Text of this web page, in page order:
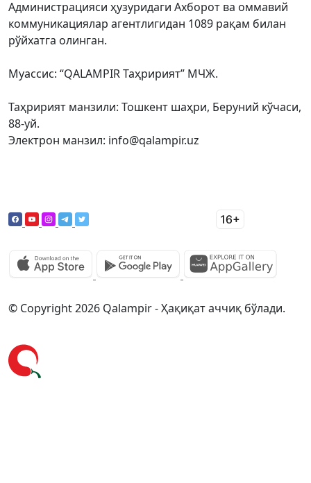
Администрацияси ҳузуридаги Ахборот ва оммавий
коммуникациялар агентлигидан 1089 рақам билан
рўйхатга олинган.
Муассис: “QALAMPIR Таҳририят” МЧЖ.
Таҳририят манзили: Тошкент шаҳри, Беруний кўчаси,
88-уй.
Электрон манзил: info@qalampir.uz
© Copyright 2026 Qalampir - Ҳақиқат аччиқ бўлади.